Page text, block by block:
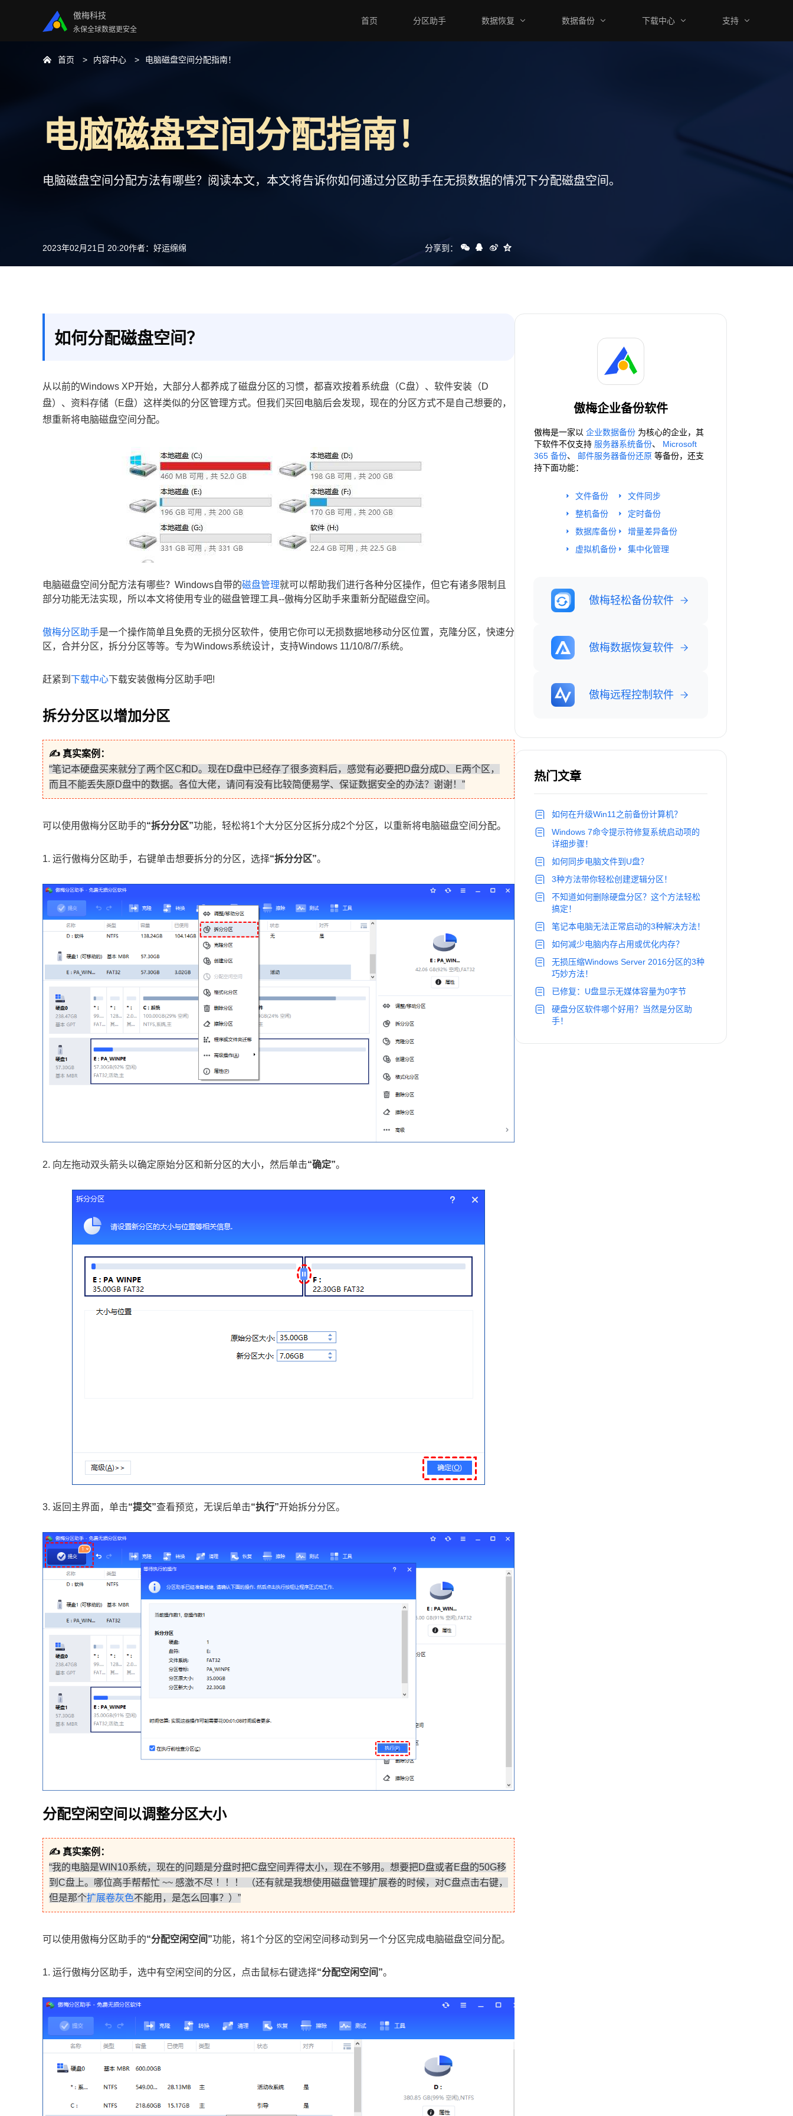
傲梅科技
永保全球数据更安全
首页 分区助手 数据恢复 数据备份 下载中心 支持
首页 内容中心 电脑磁盘空间分配指南！
电脑磁盘空间分配指南！
电脑磁盘空间分配方法有哪些？阅读本文，本文将告诉你如何通过分区助手在无损数据的情况下分配磁盘空间。
2023年02月21日 20:20作者： 好运绵绵 分享到：
如何分配磁盘空间？
从以前的Windows XP开始，大部分人都养成了磁盘分区的习惯，都喜欢按着系统盘（C盘）、软件安装（D
盘）、资料存储（E盘）这样类似的分区管理方式。但我们买回电脑后会发现，现在的分区方式不是自己想要的，
想重新将电脑磁盘空间分配。
电脑磁盘空间分配方法有哪些？Windows自带的磁盘管理就可以帮助我们进行各种分区操作，但它有诸多限制且
部分功能无法实现，所以本文将使用专业的磁盘管理工具--傲梅分区助手来重新分配磁盘空间。
傲梅分区助手是一个操作简单且免费的无损分区软件，使用它你可以无损数据地移动分区位置，克隆分区，快速分
区，合并分区，拆分分区等等。专为Windows系统设计，支持Windows 11/10/8/7/系统。
赶紧到 下载中心下载安装傲梅分区助手吧!
拆分分区以增加分区
✍ 真实案例：
“笔记本硬盘买来就分了两个区C和D。现在D盘中已经存了很多资料后，感觉有必要把D盘分成D、E两个区，
而且不能丢失原D盘中的数据。各位大佬，请问有没有比较简便易学、保证数据安全的办法？谢谢！”
可以使用傲梅分区助手的“拆分分区”功能，轻松将1个大分区分区拆分成2个分区，以重新将电脑磁盘空间分配。
1. 运行傲梅分区助手，右键单击想要拆分的分区，选择“拆分分区”。
2. 向左拖动双头箭头以确定原始分区和新分区的大小，然后单击“确定”。
3. 返回主界面，单击“提交”查看预览，无误后单击“执行”开始拆分分区。
分配空闲空间以调整分区大小
✍ 真实案例：
“我的电脑是WIN10系统，现在的问题是分盘时把C盘空间弄得太小，现在不够用。想要把D盘或者E盘的50G移
到C盘上。哪位高手帮帮忙 ~~ 感激不尽 ！！！ （还有就是我想使用磁盘管理扩展卷的时候，对C盘点击右键，
但是那个扩展卷灰色不能用，是怎么回事？）”
可以使用傲梅分区助手的“分配空闲空间”功能，将1个分区的空闲空间移动到另一个分区完成电脑磁盘空间分配。
1. 运行傲梅分区助手，选中有空闲空间的分区，点击鼠标右键选择“分配空闲空间”。
傲梅企业备份软件
傲梅是一家以 企业数据备份 为核心的企业，其
下软件不仅支持 服务器系统备份、 Microsoft
365 备份、 邮件服务器备份还原 等备份，还支
持下面功能：
文件备份
整机备份
数据库备份
虚拟机备份
文件同步
定时备份
增量差异备份
集中化管理
傲梅轻松备份软件
傲梅数据恢复软件
傲梅远程控制软件
热门文章
如何在升级Win11之前备份计算机？
Windows 7命令提示符修复系统启动项的
详细步骤！
如何同步电脑文件到U盘？
3种方法带你轻松创建逻辑分区！
不知道如何删除硬盘分区？这个方法轻松
搞定！
笔记本电脑无法正常启动的3种解决方法！
如何减少电脑内存占用或优化内存？
无损压缩Windows Server 2016分区的3种
巧妙方法！
已修复：U盘显示无媒体容量为0字节
硬盘分区软件哪个好用？当然是分区助
手！